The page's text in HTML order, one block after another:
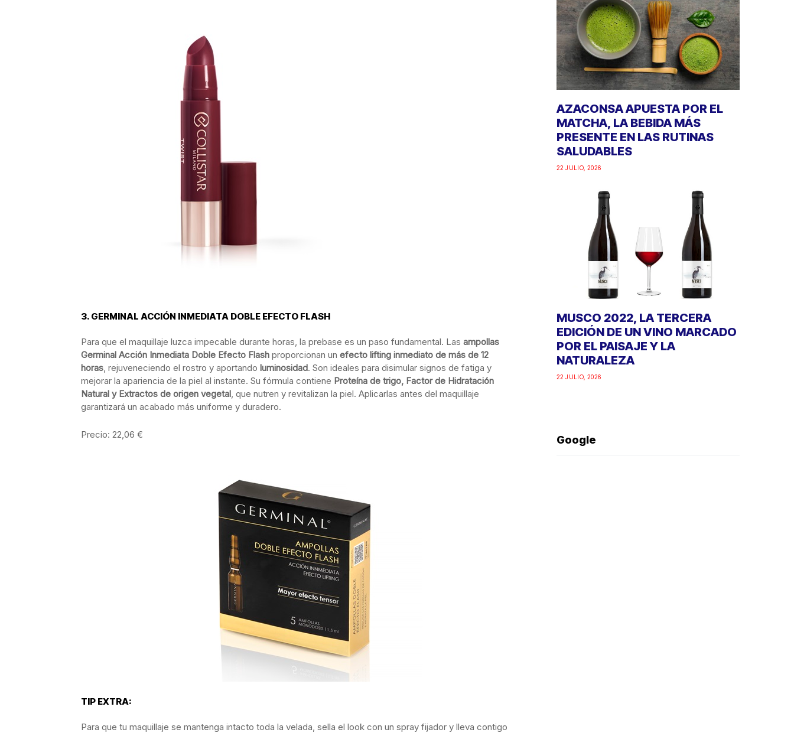
3. GERMINAL ACCIÓN INMEDIATA DOBLE EFECTO FLASH
Para que el maquillaje luzca impecable durante horas, la prebase es un paso fundamental. Las ampollas
Germinal Acción Inmediata Doble Efecto Flash proporcionan un efecto lifting inmediato de más de 12
horas , rejuveneciendo el rostro y aportando luminosidad. Son ideales para disimular signos de fatiga y
mejorar la apariencia de la piel al instante. Su fórmula contiene Proteína de trigo, Factor de Hidratación
Natural y Extractos de origen vegetal , que nutren y revitalizan la piel. Aplicarlas antes del maquillaje
garantizará un acabado más uniforme y duradero.
Precio: 22,06 €
TIP EXTRA:
Para que tu maquillaje se mantenga intacto toda la velada, sella el look con un spray fijador y lleva contigo
AZACONSA APUESTA POR EL
MATCHA, LA BEBIDA MÁS
PRESENTE EN LAS RUTINAS
SALUDABLES
22 JULIO, 2026
MUSCO 2022, LA TERCERA
EDICIÓN DE UN VINO MARCADO
POR EL PAISAJE Y LA
NATURALEZA
22 JULIO, 2026
Google